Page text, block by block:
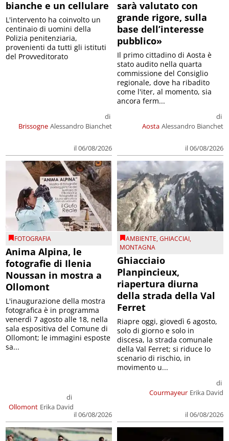
bianche e un cellulare
Brissogne
di
Alessandro Bianchet
il 06/08/2026
L'intervento ha coinvolto un
centinaio di uomini della
Polizia penitenziaria,
provenienti da tutti gli istituti
del Provveditorato
sarà valutato con
grande rigore, sulla
base dell’interesse
pubblico»
Aosta
di
Alessandro Bianchet
il 06/08/2026
Il primo cittadino di Aosta è
stato audito nella quarta
commissione del Consiglio
regionale, dove ha ribadito
come l'iter, al momento, sia
ancora ferm...
FOTOGRAFIA
Anima Alpina, le
fotografie di Ilenia
Noussan in mostra a
Ollomont
Ollomont
di
Erika David
il 06/08/2026
L'inaugurazione della mostra
fotografica è in programma
venerdì 7 agosto alle 18, nella
sala espositiva del Comune di
Ollomont; le immagini esposte
sa...
AMBIENTE,GHIACCIAI,
MONTAGNA
Ghiacciaio
Planpincieux,
riapertura diurna
della strada della Val
Ferret
Courmayeur
di
Erika David
il 06/08/2026
Riapre oggi, giovedì 6 agosto,
solo di giorno e solo in
discesa, la strada comunale
della Val Ferret; si riduce lo
scenario di rischio, in
movimento u...